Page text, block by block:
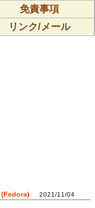
免責事項
リンク/メール
(Fedora) 2021/11/04